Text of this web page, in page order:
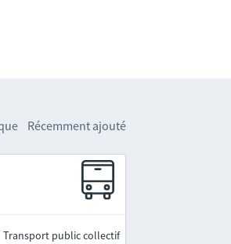
Récemment ajouté
Transport public collectif